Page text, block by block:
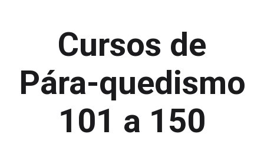
Cursos de
Pára-quedismo
101 a 150